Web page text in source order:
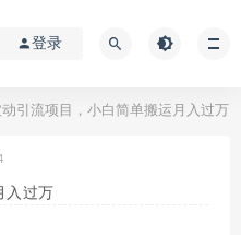
登录
引流项目，小白简单搬运月入过万
入过万